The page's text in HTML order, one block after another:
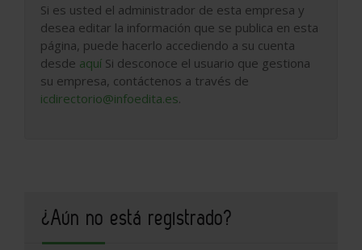
Si es usted el administrador de esta empresa y
desea editar la información que se publica en esta
página, puede hacerlo accediendo a su cuenta
desde aquí Si desconoce el usuario que gestiona
su empresa, contáctenos a través de
icdirectorio@infoedita.es.
¿Aún no está registrado?